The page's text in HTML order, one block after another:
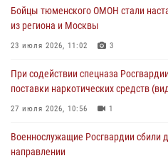
Стальной характер
масштабных спортивных событий на
05 августа 2026, 05:22
Бойцы тюменского ОМОН стали
из региона и Москвы
23 июля 2026, 11:02 3
При содействии спецназа
поставки наркотических средств
27 июля 2026, 10:56 1
Военнослужащие Росгвардии
направлении